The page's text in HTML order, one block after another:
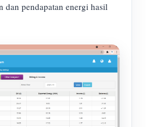
dan pendapatan energi hasil